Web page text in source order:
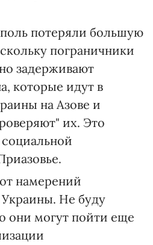
потеряли большую
пограничники
задерживают
которые идут в
на Азове и
их. Это
намерений
Не буду
они могут пойти еще